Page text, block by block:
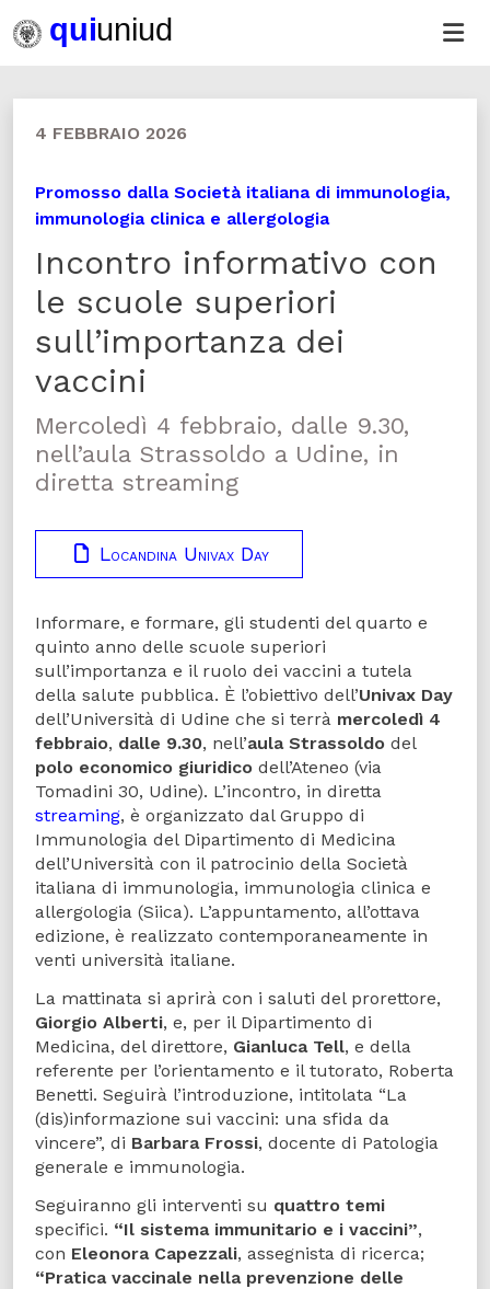
4 FEBBRAIO 2026
Promosso dalla Società italiana di immunologia,
immunologia clinica e allergologia
Incontro informativo con
le scuole superiori
sull’importanza dei
vaccini
Mercoledì 4 febbraio, dalle 9.30,
nell’aula Strassoldo a Udine, in
diretta streaming
Locandina Univax Day
Informare, e formare, gli studenti del quarto e
quinto anno delle scuole superiori
sull’importanza e il ruolo dei vaccini a tutela
della salute pubblica. È l’obiettivo dell’Univax Day
dell’Università di Udine che si terrà mercoledì 4
febbraio, dalle 9.30, nell’aula Strassoldo del
polo economico giuridico dell’Ateneo (via
Tomadini 30, Udine). L’incontro, in diretta
streaming, è organizzato dal Gruppo di
Immunologia del Dipartimento di Medicina
dell’Università con il patrocinio della Società
italiana di immunologia, immunologia clinica e
allergologia (Siica). L’appuntamento, all’ottava
edizione, è realizzato contemporaneamente in
venti università italiane.
La mattinata si aprirà con i saluti del prorettore,
Giorgio Alberti, e, per il Dipartimento di
Medicina, del direttore, Gianluca Tell, e della
referente per l’orientamento e il tutorato, Roberta
Benetti. Seguirà l’introduzione, intitolata “La
(dis)informazione sui vaccini: una sfida da
vincere”, di Barbara Frossi, docente di Patologia
generale e immunologia.
Seguiranno gli interventi su quattro temi
specifici. “Il sistema immunitario e i vaccini”,
con Eleonora Capezzali, assegnista di ricerca;
“Pratica vaccinale nella prevenzione delle